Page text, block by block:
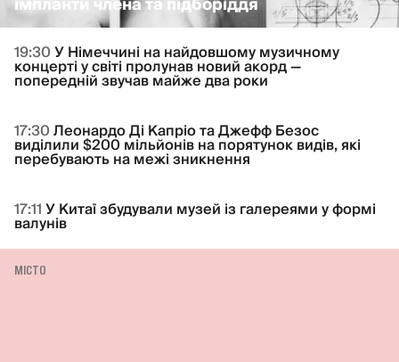
19:30У Німеччині на найдовшому музичному
концерті у світі пролунав новий акорд —
попередній звучав майже два роки
17:30Леонардо Ді Капріо та Джефф Безос
виділили $200 мільйонів на порятунок видів, які
перебувають на межі зникнення
17:11У Китаї збудували музей із галереями у формі
валунів
МІСТО